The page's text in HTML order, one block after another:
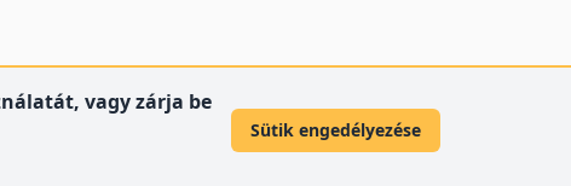
vagy zárja be
Sütik engedélyezése